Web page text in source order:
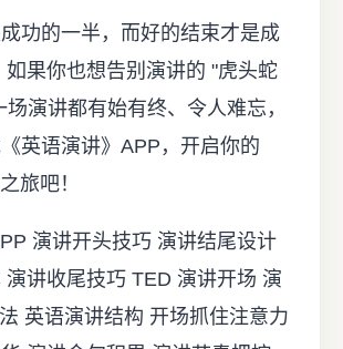
功的一半，而好的结束才是成
如果你也想告别演讲的 "虎头蛇
演讲都有始有终、令人难忘，
英语演讲》APP，开启你的
旅吧！
演讲开头技巧 演讲结尾设计
演讲收尾技巧 TED 演讲开场 演
英语演讲结构 开场抓住注意力